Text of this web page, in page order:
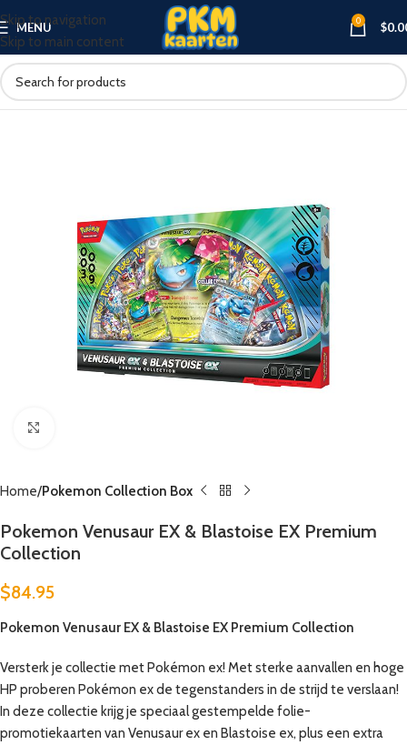
Skip to navigation
Skip to main content
MENU 0 $
Home Pokemon Collection Box
Pokemon Venusaur EX & Blastoise EX Premium
Collection
$84.95
Pokemon Venusaur EX & Blastoise EX Premium Collection
Versterk je collectie met Pokémon ex! Met sterke aanvallen en hoge
HP proberen Pokémon ex de tegenstanders in de strijd te verslaan!
In deze collectie krijg je speciaal gestempelde folie-
promotiekaarten van Venusaur ex en Blastoise ex, plus een extra